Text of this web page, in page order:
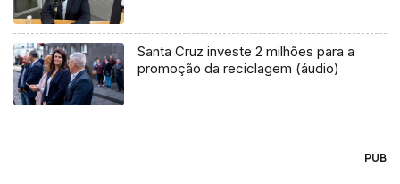
Santa Cruz investe 2 milhões para a
promoção da reciclagem (áudio)
PUB